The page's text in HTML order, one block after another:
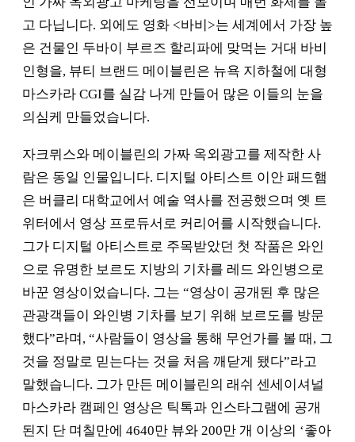
고 다닙니다. 외에도 영화 <바비>는 세계에서 가장 높
은 건물인 두바이 부르즈 할리파에 맞먹는 거대 바비
인형을, 뷰티 브랜드 메이블린은 뉴욕 지하철에 대형
마스카라 CGI를 실감 나게 만들어 많은 이들의 눈을
의심케 만들었습니다.
자크뮈스와 메이블린의 가짜 옥외광고를 제작한 사
람은 동일 인물입니다. 디지털 아티스트 이안 패드햄
은 버클리 대학교에서 예술 역사를 전공했으며 옛 트
위터에서 영상 프로듀서로 커리어를 시작했습니다.
그가 디지털 아티스트로 주목받았던 첫 작품은 와인
으로 유명한 보르도 지방의 기차를 레드 와인병으로
바꾼 영상이었습니다. 그는 “영상이 공개된 후 많은
관광객들이 와인병 기차를 보기 위해 보르도를 방문
했다”라며, “사람들이 영상을 통해 무언가를 볼 때, 그
것을 정말로 믿는다는 것을 처음 깨닫게 됐다”라고
말했습니다. 그가 만든 메이블린의 래쉬 센세이셔널
마스카라 캠페인 영상은 틱톡과 인스타그램에 공개
된지 단 며칠만에 4640만 뷰와 200만 개 이상의 ‘좋아